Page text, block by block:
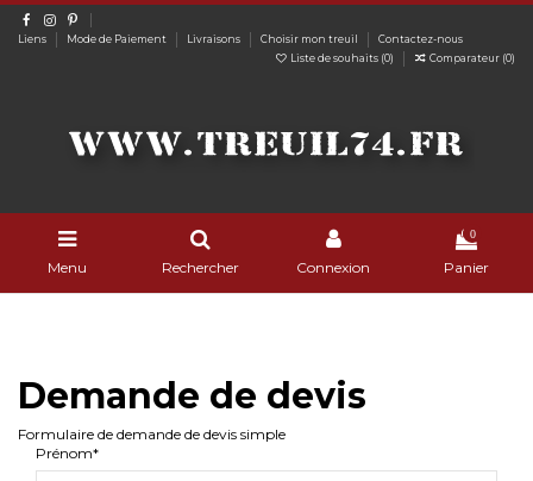
Liens Mode de Paiement Livraisons Choisir mon treuil
Contactez-nous
Liste de souhaits (0) Comparateur (0)
Menu Rechercher Connexion
0
Panier
Demande de devis
Formulaire de demande de devis simple
Prénom*